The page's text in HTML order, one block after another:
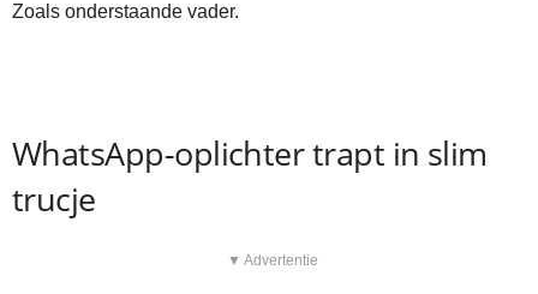
Zoals onderstaande vader.
WhatsApp-oplichter trapt in slim
trucje
▼ Advertentie